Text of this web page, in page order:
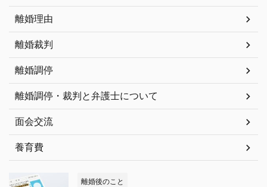
離婚理由
離婚裁判
離婚調停
離婚調停・裁判と弁護士について
面会交流
養育費
離婚後のこと